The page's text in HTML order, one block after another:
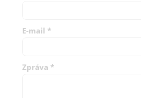
E-mail *
Zpráva *